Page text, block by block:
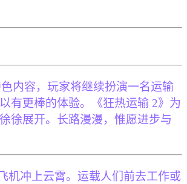
色内容，玩家将继续扮演一名运输
有更棒的体验。《狂热运输 2》为
徐展开。长路漫漫，惟愿进步与
机冲上云霄。运载人们前去工作或